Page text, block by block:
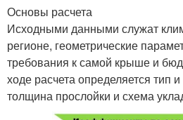
Основы расчета
Исходными данными служат
регионе, геометрические
требования к самой крыше и
ходе расчета определяется тип
толщина прослойки и схема